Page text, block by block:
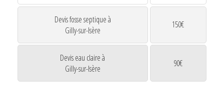
Devis fosse septique à
Gilly-sur-Isère
150€
Devis eau claire à
Gilly-sur-Isère
90€